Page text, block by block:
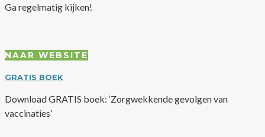
Ga regelmatig kijken!
NAAR WEBSITE
GRATIS BOEK
Download GRATIS boek: ‘Zorgwekkende gevolgen van
vaccinaties’